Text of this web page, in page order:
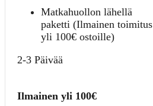
Matkahuollon lähellä
paketti (Ilmainen toimitus
yli 100€ ostoille)
2-3 Päivää
Ilmainen yli 100€